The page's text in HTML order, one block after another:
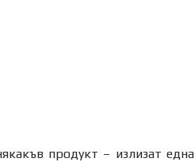
продукт – излизат една